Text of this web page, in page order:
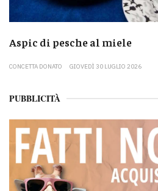
Aspic di pesche al miele
CONCETTA DONATO GIOVEDÌ 30 LUGLIO 2026
PUBBLICITÀ